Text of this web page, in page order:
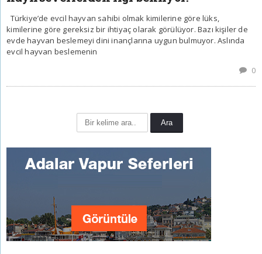
Türkiye’de evcil hayvan sahibi olmak kimilerine göre lüks,
kimilerine göre gereksiz bir ihtiyaç olarak görülüyor. Bazı kişiler de
evde hayvan beslemeyi dini inançlarına uygun bulmuyor. Aslında
evcil hayvan beslemenin
0